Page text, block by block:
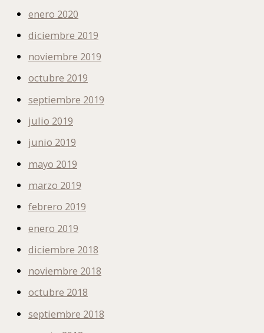
enero 2020
diciembre 2019
noviembre 2019
octubre 2019
septiembre 2019
julio 2019
junio 2019
mayo 2019
marzo 2019
febrero 2019
enero 2019
diciembre 2018
noviembre 2018
octubre 2018
septiembre 2018